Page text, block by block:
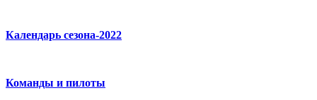
Календарь сезона-2022
Команды и пилоты